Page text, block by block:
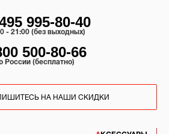
995-80-40
- 21:00 (без выходных)
500-80-66
России (бесплатно)
НА НАШИ СКИДКИ